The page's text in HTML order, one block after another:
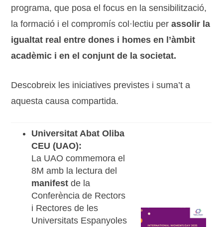
programa, que posa el focus en la sensibilització,
la formació i el compromís col·lectiu perassolir la
igualtat real entre dones i homes en l’àmbit
acadèmic i en el conjunt de la societat.
Descobreix les iniciatives previstes i suma’t a
aquesta causa compartida.
Universitat Abat Oliba
CEU (UAO):
La UAO commemora el
8M amb la lectura del
manifest de la
Conferència de Rectors
i Rectores de les
Universitats Espanyoles